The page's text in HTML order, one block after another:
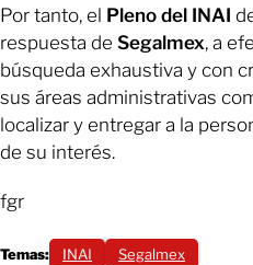
Por tanto, el Pleno del INAI
respuesta de Segalmex, a
búsqueda exhaustiva y con
sus áreas administrativas
localizar y entregar a la
de su interés.
fgr
Temas: INAI Segalmex